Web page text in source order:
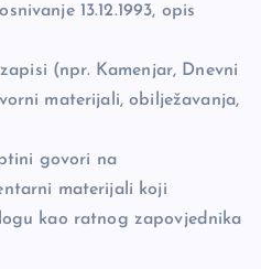
13.12.1993, opis
(npr. Kamenjar, Dnevni
materijali, obilježavanja,
govori na
materijali koji
kao ratnog zapovjednika